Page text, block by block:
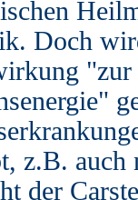
Doch
"zur
z.B. auch
der